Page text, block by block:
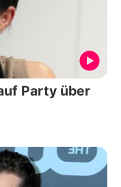
Party über